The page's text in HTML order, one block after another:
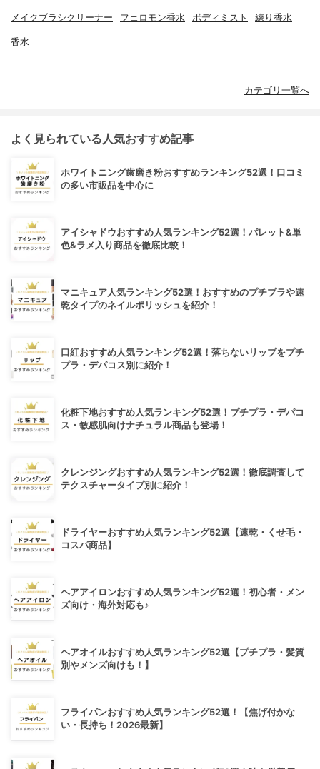
メイクブラシクリーナー フェロモン香水 ボディミスト 練り香水
香水
カテゴリ一覧へ
よく見られている人気おすすめ記事
ホワイトニング歯磨き粉おすすめランキング52選！口コミ
の多い市販品を中心に
アイシャドウおすすめ人気ランキング52選！パレット&単
色&ラメ入り商品を徹底比較！
マニキュア人気ランキング52選！おすすめのプチプラや速
乾タイプのネイルポリッシュを紹介！
口紅おすすめ人気ランキング52選！落ちないリップをプチ
プラ・デパコス別に紹介！
化粧下地おすすめ人気ランキング52選！プチプラ・デパコ
ス・敏感肌向けナチュラル商品も登場！
クレンジングおすすめ人気ランキング52選！徹底調査して
テクスチャータイプ別に紹介！
ドライヤーおすすめ人気ランキング52選【速乾・くせ毛・
コスパ商品】
ヘアアイロンおすすめ人気ランキング52選！初心者・メン
ズ向け・海外対応も♪
ヘアオイルおすすめ人気ランキング52選【プチプラ・髪質
別やメンズ向けも！】
フライパンおすすめ人気ランキング52選！【焦げ付かな
い・長持ち！2026最新】